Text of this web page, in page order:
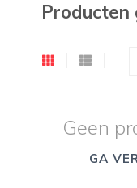
Geen
GA